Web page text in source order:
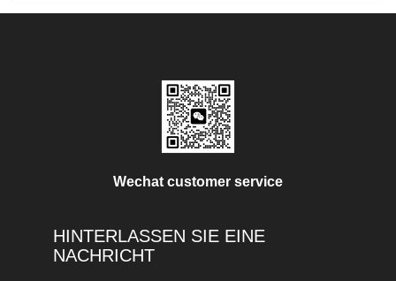
Wechat customer service
HINTERLASSEN SIE EINE
NACHRICHT